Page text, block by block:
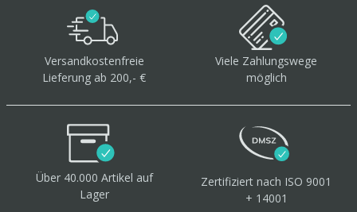
Versandkostenfreie
Lieferung ab 200,- €
Viele Zahlungswege
möglich
Über 40.000 Artikel auf
Lager
Zertifiziert nach ISO 9001
+ 14001